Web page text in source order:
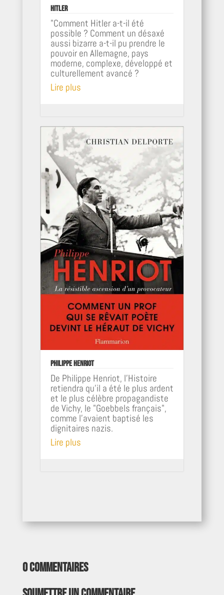
Hitler
"Comment Hitler a-t-il été
possible ? Comment un désaxé
aussi bizarre a-t-il pu prendre le
pouvoir en Allemagne, pays
moderne, complexe, développé et
culturellement avancé ?
Lire plus
Philippe Henriot
De Philippe Henriot, l'Histoire
retiendra qu'il a été le plus ardent
et le plus célèbre propagandiste
de Vichy, le "Goebbels français",
comme l'avaient baptisé les
dignitaires nazis.
Lire plus
0 commentaires